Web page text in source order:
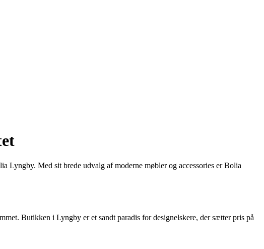
Lyngby. Med sit brede udvalg af moderne møbler og accessories er Bolia
Butikken i Lyngby er et sandt paradis for designelskere, der sætter pris på